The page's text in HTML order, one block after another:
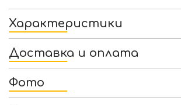
Характеристики
Доставка и оплата
Фото